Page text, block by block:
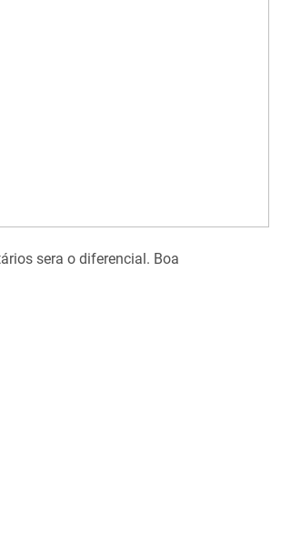
sera o diferencial. Boa